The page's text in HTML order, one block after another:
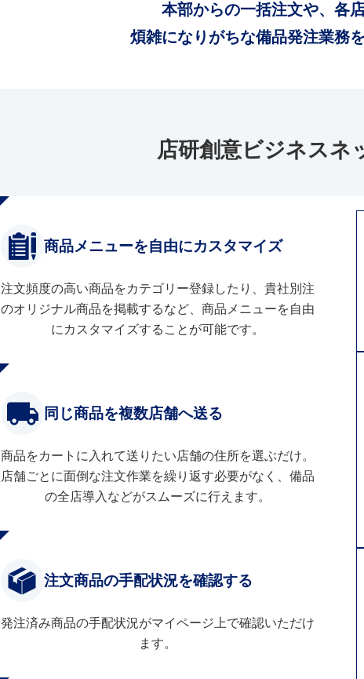
本部からの一括注文や、各
煩雑になりがちな備品発注業務
店研創意ビジネスネ
商品メニューを自由にカスタマイズ
注文頻度の高い商品をカテゴリー登録したり、貴社別注
のオリジナル商品を掲載するなど、商品メニューを自由
にカスタマイズすることが可能です。
同じ商品を複数店舗へ送る
商品をカートに入れて送りたい店舗の住所を選ぶだけ。
店舗ごとに面倒な注文作業を繰り返す必要がなく、備品
の全店導入などがスムーズに行えます。
注文商品の手配状況を確認する
発注済み商品の手配状況がマイページ上で確認いただけ
ます。